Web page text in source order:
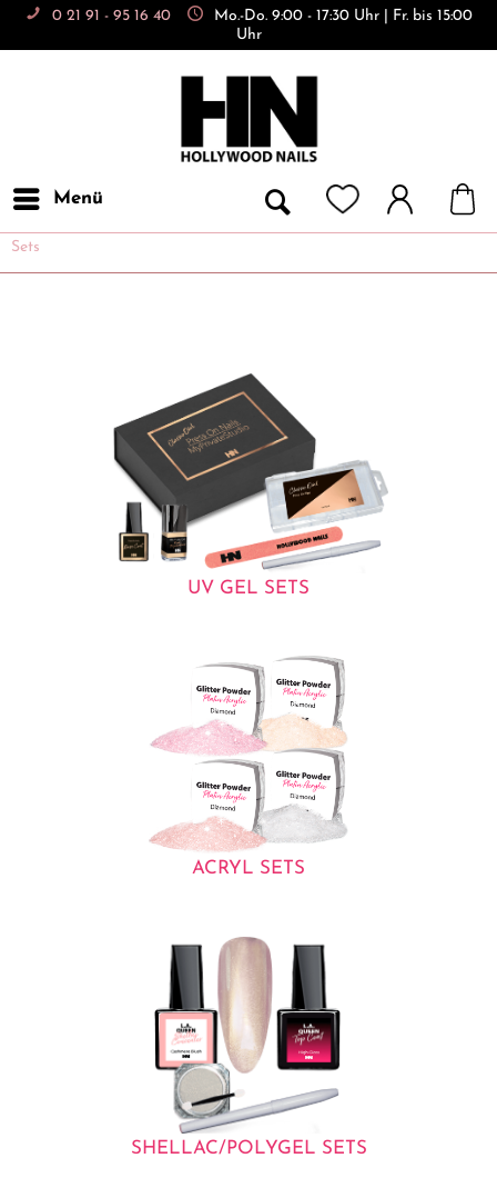
0 21 91 - 95 16 40
Mo.-Do. 9:00 - 17:30 Uhr | Fr. bis 15:00
Uhr
Menü
Sets
UV GEL SETS
ACRYL SETS
SHELLAC/POLYGEL SETS